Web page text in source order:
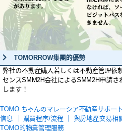
TOMORROW集團的優勢
弊社の不動産購入若しくは不動産管理依
センスSMM2H会社によるSMM2H申請
します！
TOMO ちゃんのマレーシア不動産サポー
信息
購買程序/流程 與房地產交易相
TOMO的物業管理服務